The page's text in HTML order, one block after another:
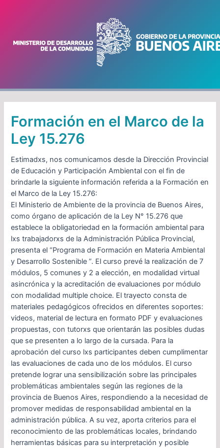
Formación en el Marco de la
Ley 15.276
Estimadxs, nos comunicamos desde la Dirección Provincial
de Educación y Participación Ambiental con el fin de
brindarle la siguiente información referida a la Formación en
el Marco de la Ley 15.276:
El Ministerio de Ambiente de la provincia de Buenos Aires,
como órgano de aplicación de la Ley N° 15.276 que
establece la obligatoriedad en la formación ambiental para
lxs trabajadorxs de la Administración Pública Provincial,
presenta el “Programa de Formación en Materia Ambiental
y Desarrollo Sostenible ”. El curso prevé la realización de 7
módulos, 5 comunes y 2 a elección, en modalidad virtual
asincrónica y la acreditación de evaluaciones por módulo
con modalidad multiple choice. El trayecto consta de
materiales pedagógicos ofrecidos en diferentes soportes:
videos, material de lectura en formato PDF y evaluaciones
propuestas, con tutorxs que orientarán las posibles dudas
que se presenten a lo largo de la cursada. Para la
aprobación del curso lxs participantes deben cumplimentar
las evaluaciones de cada uno de los módulos. El curso
pretende lograr una sensibilización sobre las principales
problemáticas ambientales según las regiones de la
provincia de Buenos Aires, respondiendo a la necesidad de
promover medidas de responsabilidad ambiental en la
administración pública. A su vez, aporta criterios para el
reconocimiento de las problemáticas locales, brindando
herramientas básicas para su interpretación y posible